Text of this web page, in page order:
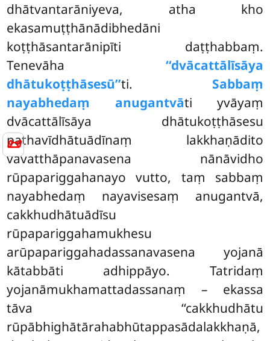
📜
dhātvantarāniyeva, atha kho
ekasamuṭṭhānādibhedāni
koṭṭhāsantarānipīti daṭṭhabbaṃ.
Tenevāha ‘‘dvācattālīsāya
dhātukoṭṭhāsesū’’ti. Sabbaṃ
nayabhedaṃ anugantvāti yvāyaṃ
dvācattālīsāya dhātukoṭṭhāsesu
pathavīdhātuādīnaṃ lakkhaṇādito
vavatthāpanavasena nānāvidho
rūpapariggahanayo vutto, taṃ sabbaṃ
nayabhedaṃ nayavisesaṃ anugantvā,
cakkhudhātuādīsu
rūpapariggahamukhesu
arūpapariggahadassanavasena yojanā
kātabbāti adhippāyo. Tatridaṃ
yojanāmukhamattadassanaṃ – ekassa
tāva ‘‘cakkhudhātu
rūpābhighātārahabhūtappasādalakkhaṇā,